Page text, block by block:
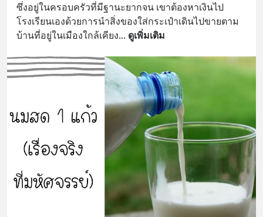
ซึ่งอยู่ในครอบครัวที่มีฐานะยากจน เขาต้องหาเงินไป
โรงเรียนเองด้วยการนำสิ่งของใส่กระเป๋าเดินไปขายตาม
บ้านที่อยู่ในเมืองใกล้เคียง... ดูเพิ่มเติม